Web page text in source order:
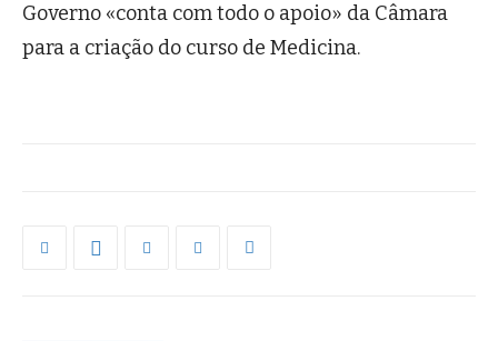
Governo «conta com todo o apoio» da Câmara
para a criação do curso de Medicina.